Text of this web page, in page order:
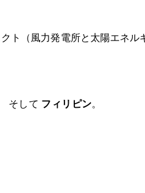
ト（風力発電所と太陽エネル
、 そして フィリピン。